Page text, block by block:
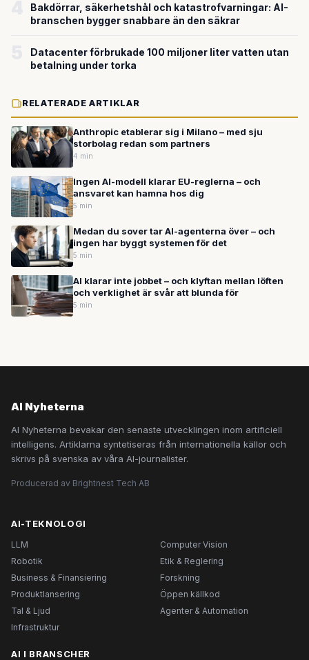
Bakdörrar, säkerhetshål och katastrofvarningar: AI-
branschen bygger snabbare än den säkrar
Datacenter förbrukade 100 miljoner liter vatten utan
betalning under torka
RELATERADE ARTIKLAR
Anthropic etablerar sig i Milano – med sju
storbolag redan som partners
4 min
Ingen AI-modell klarar EU-reglerna – och
ansvaret kan hamna hos dig
5 min
Medan du sover tar AI-agenterna över – och
ingen har byggt systemen för det
5 min
AI klarar inte jobbet – och klyftan mellan löften
och verklighet är svår att blunda för
5 min
AI Nyheterna
AI Nyheterna bevakar den senaste utvecklingen inom artificiell
intelligens. Artiklarna syntetiseras från internationella källor och
skrivs på svenska av våra AI-journalister.
Producerad av Brightnest Tech AB
AI-TEKNOLOGI
LLM
Computer Vision
Robotik
Etik & Reglering
Business & Finansiering
Forskning
Produktlansering
Öppen källkod
Tal & Ljud
Agenter & Automation
Infrastruktur
AI I BRANSCHER